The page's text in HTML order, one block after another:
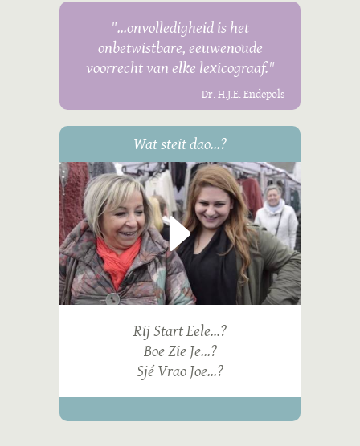
"...onvolledigheid is het
onbetwistbare, eeuwenoude
voorrecht van elke lexicograaf."
Dr. H.J.E. Endepols
Wat steit dao...?
Rij Start Eele...?
Boe Zie Je...?
Sjé Vrao Joe...?